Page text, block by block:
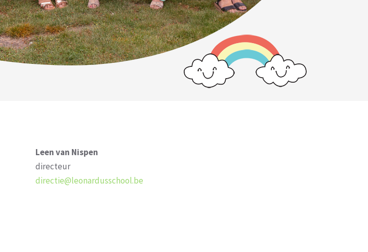
Leen van Nispen
directeur
directie@leonardusschool.be